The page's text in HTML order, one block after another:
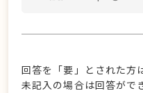
回答を「要」とされた方
未記入の場合は回答がで